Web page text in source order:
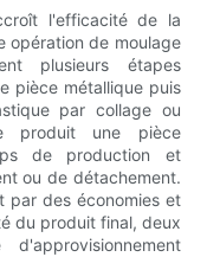
l'efficacité de la
opération de moulage
plusieurs étapes
pièce métallique puis
par collage ou
produit une pièce
de production et
ou de détachement.
par des économies et
du produit final, deux